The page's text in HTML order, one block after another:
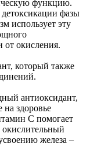
функцию.
фазы
использует эту
от окисления.
который также
антиоксидант,
на здоровье
С помогает
окислительный
железа –